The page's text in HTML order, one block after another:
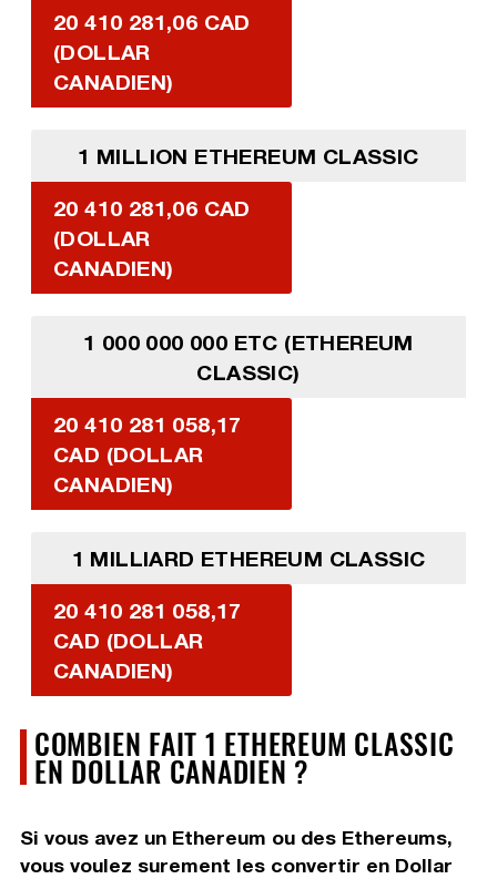
20 410 281,06 CAD
(DOLLAR
CANADIEN)
1 MILLION ETHEREUM CLASSIC
20 410 281,06 CAD
(DOLLAR
CANADIEN)
1 000 000 000 ETC (ETHEREUM
CLASSIC)
20 410 281 058,17
CAD (DOLLAR
CANADIEN)
1 MILLIARD ETHEREUM CLASSIC
20 410 281 058,17
CAD (DOLLAR
CANADIEN)
COMBIEN FAIT 1 ETHEREUM CLASSIC
EN DOLLAR CANADIEN ?
Si vous avez un Ethereum ou des Ethereums,
vous voulez surement les convertir en Dollar